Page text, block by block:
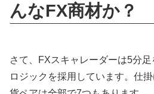
んなFX商材か？
さて、FXスキャレーダーは5分
ロジックを採用しています。仕